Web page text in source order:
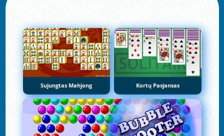
Sujungtas Mahjong Kortų Pasjansas